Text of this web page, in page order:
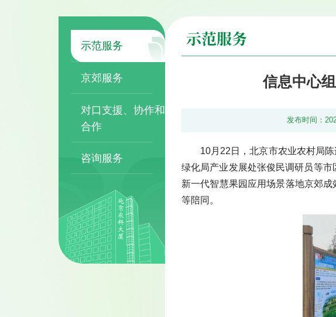
示范服务
京郊服务
对口支援、协作和
合作
咨询服务
示范服务
信息中心
发布时间：
10月22日，北京市农业农村局
绿化局产业发展处张俊民调研员等
新一代智慧果园应用场景落地京郊
等陪同。